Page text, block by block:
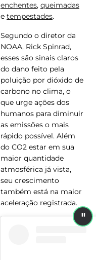
enchentes, queimadas
e tempestades.
Segundo o diretor da
NOAA, Rick Spinrad,
esses são sinais claros
do dano feito pela
poluição por dióxido de
carbono no clima, o
que urge ações dos
humanos para diminuir
as emissões o mais
rápido possível. Além
do CO2 estar em sua
maior quantidade
atmosférica já vista,
seu crescimento
também está na maior
aceleração registrada.